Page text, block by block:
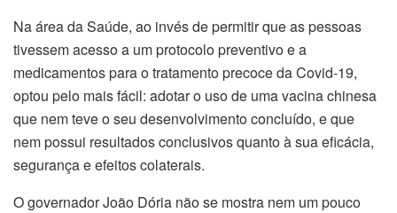
Na área da Saúde, ao invés de permitir que as pessoas
tivessem acesso a um protocolo preventivo e a
medicamentos para o tratamento precoce da Covid-19,
optou pelo mais fácil: adotar o uso de uma vacina chinesa
que nem teve o seu desenvolvimento concluído, e que
nem possui resultados conclusivos quanto à sua eficácia,
segurança e efeitos colaterais.
O governador João Dória não se mostra nem um pouco